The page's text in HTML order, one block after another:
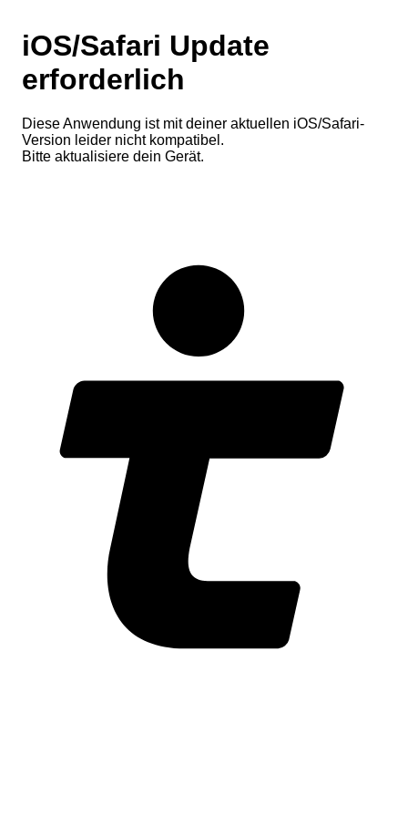
iOS/Safari Update
erforderlich
Diese Anwendung ist mit deiner aktuellen iOS/Safari-
Version leider nicht kompatibel.
Bitte aktualisiere dein Gerät.